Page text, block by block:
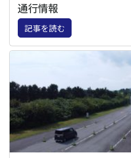
通行情報
記事を読む